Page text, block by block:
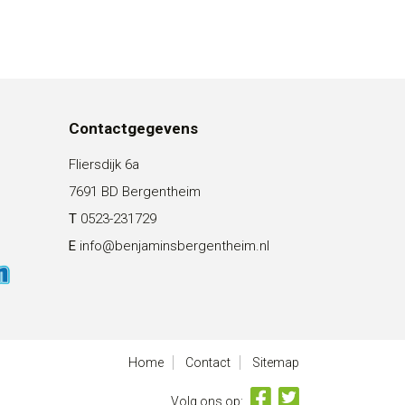
Contactgegevens
Fliersdijk 6a
7691 BD Bergentheim
T 0523-231729
E info@benjaminsbergentheim.nl
Home Contact Sitemap
Volg ons op: